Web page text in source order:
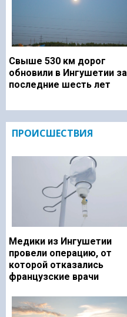
Свыше 530 км дорог
обновили в Ингушетии за
последние шесть лет
ПРОИСШЕСТВИЯ
Медики из Ингушетии
провели операцию, от
которой отказались
французские врачи